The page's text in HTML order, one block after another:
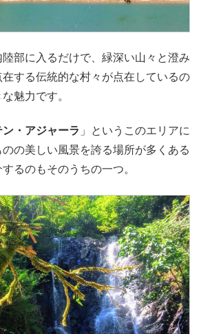
部に入るだけで、緑深い山々と澄み
する伝統的な村々が点在しているの
魅力です。
・アジャーラ 」というこのエリアに
の美しい風景を誇る場所が多くある
るのもそのうちの一つ。